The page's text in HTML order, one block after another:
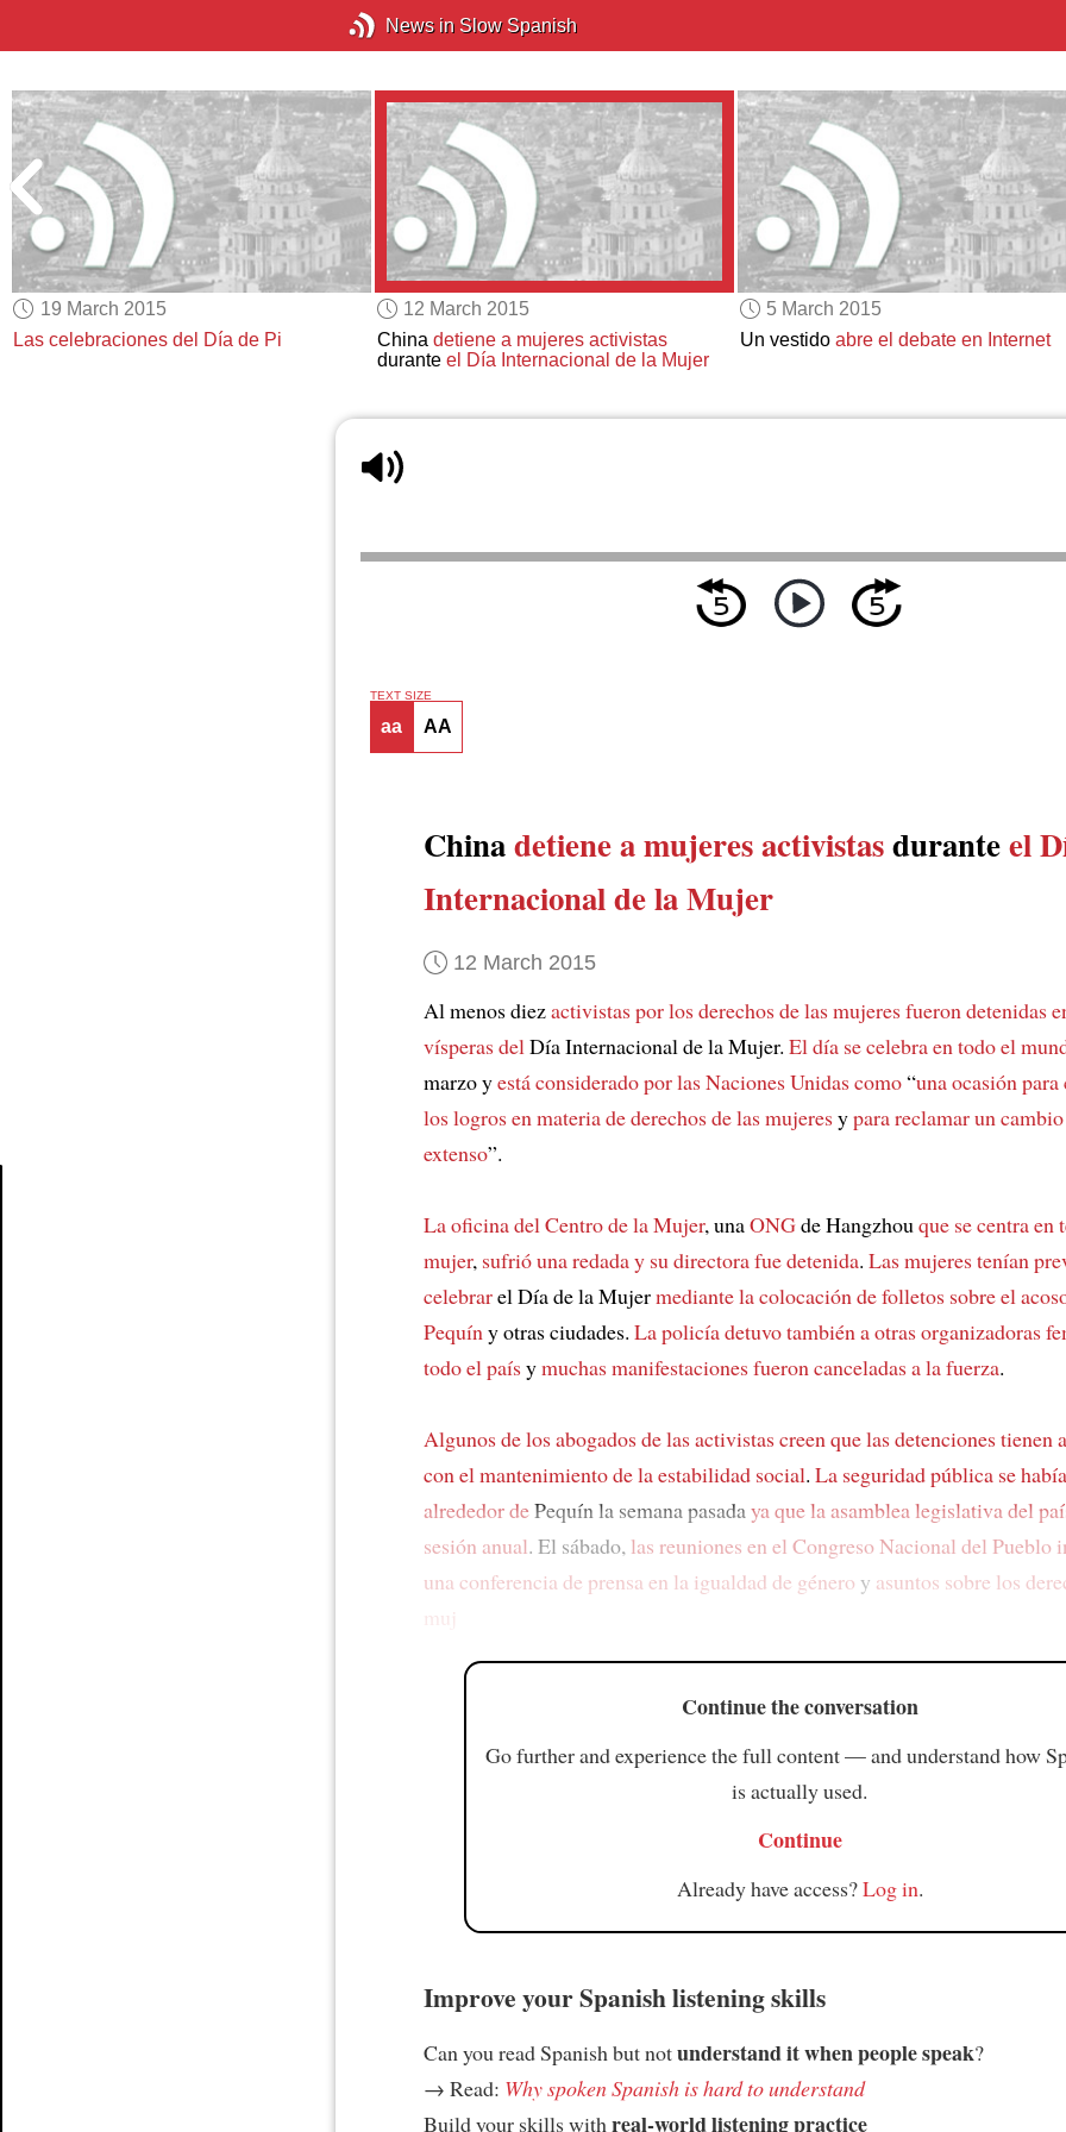
News in Slow Spanish
19 March 2015
Las celebraciones del Día de Pi
12 March 2015
China detiene a mujeres activistas
durante el Día Internacional de la Mujer
5 March 2015
Un vestido abre el debate en Internet
TEXT SIZE
aa AA
Chinadetiene a mujeres activistasduranteel
Internacional de la Mujer
12 March 2015
Al menos diezactivistas por los derechos de las mujeresfueron detenidas
vísperas delDía Internacional de la Mujer. El día se celebra en todo el
marzo yestá considerado por las Naciones Unidas como“una ocasión
los logros en materia de derechos de las mujeresypara reclamar un
extenso”.
La oficina del Centro de la Mujer, unaONGde Hangzhouque se centra en
mujer, sufrió una redada y su directora fue detenida. Las mujeres tenían
celebrarel Día de la Mujermediante la colocación de folletos sobreel
Pequíny otras ciudades. La policía detuvo también a otras organizadoras
todo el paísymuchas manifestaciones fueron canceladas a la fuerza.
Algunos de los abogados de las activistas creen quelas detenciones tienen
conel mantenimiento de la estabilidad social. La seguridad pública se
alrededor dePequín la semana pasadaya que la asamblea legislativa del
sesión anual. El sábado, las reuniones en el Congreso Nacional del Pueblo
una conferencia de prensa en la igualdad de género y asuntos sobre los
muj
Continue the conversation
Go further and experience the full content — and understand how
is actually used.
Continue
Already have access?Log in.
Improve your Spanish listening skills
Can you read Spanish but notunderstand it when people speak?
→ Read: Why spoken Spanish is hard to understand
Build your skills withreal-world listening practice